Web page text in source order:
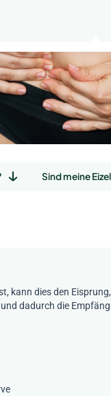
Sind meine
kann dies den
dadurch die